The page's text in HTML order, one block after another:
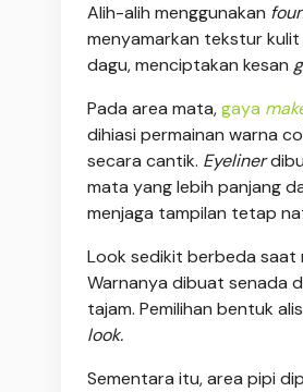
Alih-alih menggunakan
menyamarkan tekstur
dagu, menciptakan kesan
Pada area mata,gaya
dihiasi permainan warna
secara cantik. Eyeliner
mata yang lebih panjang
menjaga tampilan tetap
Look sedikit berbeda saat
Warnanya dibuat senada
tajam. Pemilihan bentuk
look.
Sementara itu, area pipi